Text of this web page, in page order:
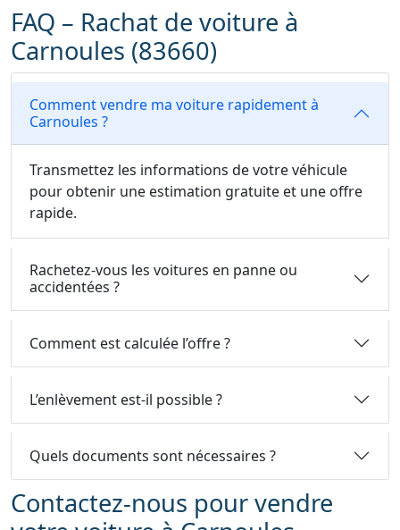
FAQ – Rachat de voiture à
Carnoules (83660)
Comment vendre ma voiture rapidement à
Carnoules ?
Transmettez les informations de votre véhicule
pour obtenir une estimation gratuite et une offre
rapide.
Rachetez-vous les voitures en panne ou
accidentées ?
Comment est calculée l’offre ?
L’enlèvement est-il possible ?
Quels documents sont nécessaires ?
Contactez-nous pour vendre